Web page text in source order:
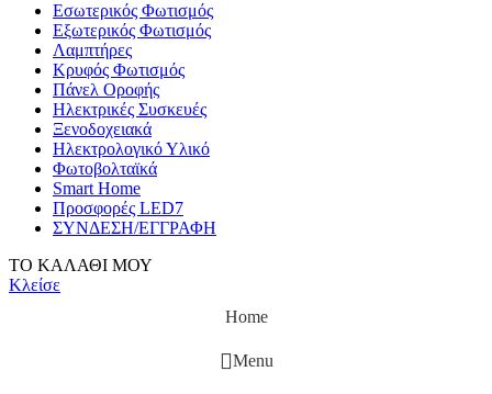
Εσωτερικός Φωτισμός
Εξωτερικός Φωτισμός
Λαμπτήρες
Κρυφός Φωτισμός
Πάνελ Οροφής
Ηλεκτρικές Συσκευές
Ξενοδοχειακά
Ηλεκτρολογικό Υλικό
Φωτοβολταϊκά
Smart Home
Προσφορές LED7
ΣΥΝΔΕΣΗ/ΕΓΓΡΑΦΗ
ΤΟ ΚΑΛΑΘΙ ΜΟΥ
Κλείσε
Home
Menu